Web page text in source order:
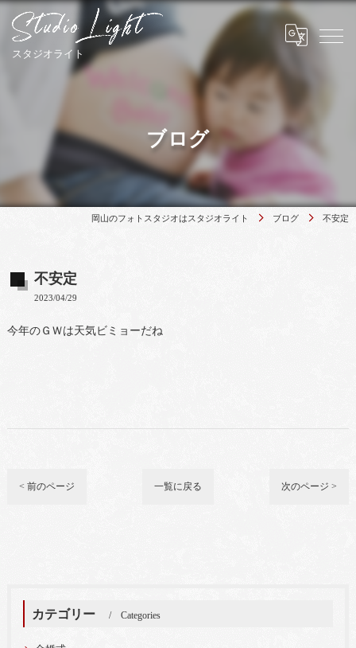
ブログ
岡山のフォトスタジオはスタジオライト ブログ 不安定
不安定
2023/04/29
今年のＧＷは天気ビミョーだね
< 前のページ 一覧に戻る 次のページ >
カテゴリー Categories